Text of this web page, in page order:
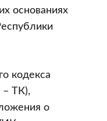
основаниях
кодекса
– ТК),
о